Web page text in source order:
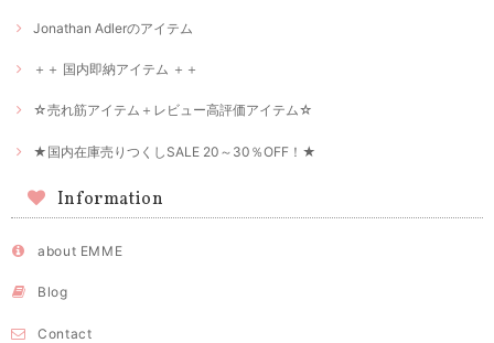
Jonathan Adlerのアイテム
＋＋ 国内即納アイテム ＋＋
☆売れ筋アイテム＋レビュー高評価アイテム☆
★国内在庫売りつくしSALE 20～30％OFF！★
Information
about EMME
Blog
Contact